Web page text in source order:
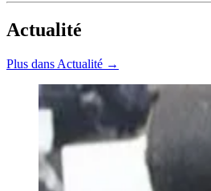
Actualité
Plus dans Actualité →